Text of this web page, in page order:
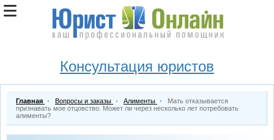
Консультация юристов
Главная Вопросы и заказы Алименты
Мать отказывается
признавать мое отцовство. Может ли через несколько лет потребовать
алименты?